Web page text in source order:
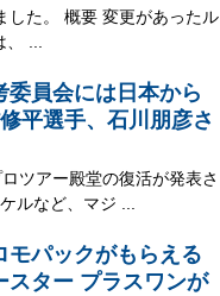
した。 概要 変更があったル
...
員会には日本から
平選手、石川朋彦さ
ツアー殿堂の復活が発表さ
ルなど、マジ ...
モパックがもらえる
スター プラスワンが